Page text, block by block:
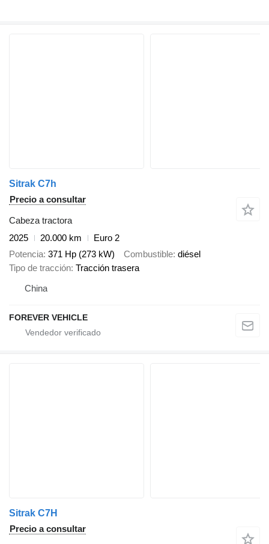
Sitrak C7h
Precio a consultar
Cabeza tractora
2025
20.000 km
Euro 2
Potencia 371 Hp (273 kW) Combustible diésel
Tipo de tracción Tracción trasera
China
FOREVER VEHICLE
Sitrak C7H
Precio a consultar